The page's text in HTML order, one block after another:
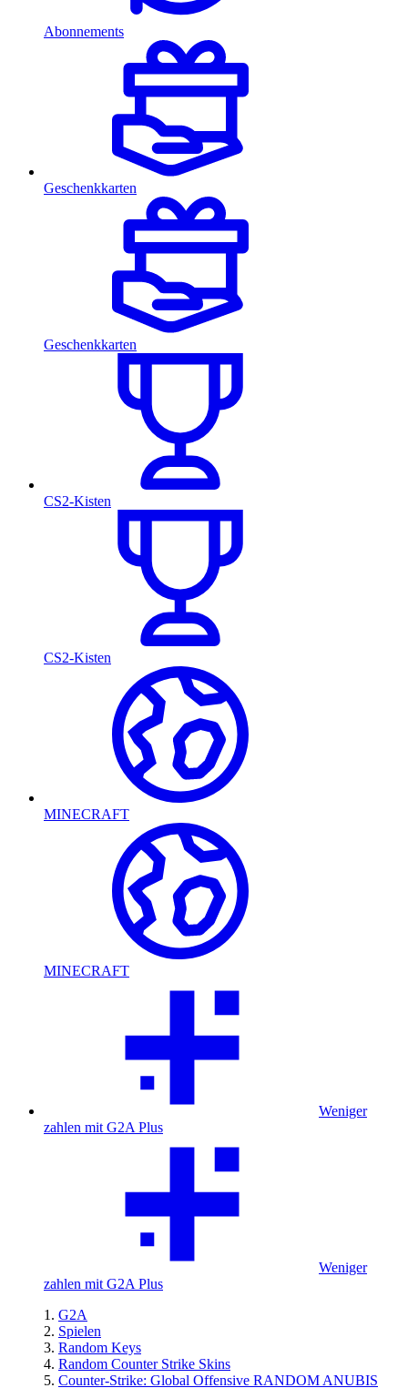
Abonnements
Geschenkkarten
Geschenkkarten
CS2-Kisten
CS2-Kisten
MINECRAFT
MINECRAFT
Weniger
zahlen mit G2A Plus
Weniger
zahlen mit G2A Plus
G2A
Spielen
Random Keys
Random Counter Strike Skins
Counter-Strike: Global Offensive RANDOM ANUBIS